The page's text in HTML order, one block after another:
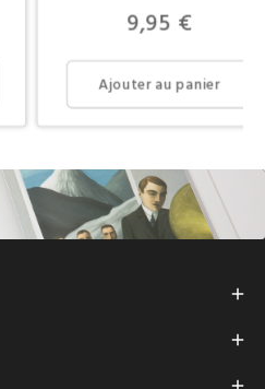
Prix
9,95 €
Ajouter au panier

